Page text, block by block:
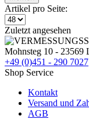
Artikel pro Seite:
Zuletzt angesehen
Mohnsteg 10 - 23569
+49 (0)451 - 290 7027
Shop Service
Kontakt
Versand und
AGB